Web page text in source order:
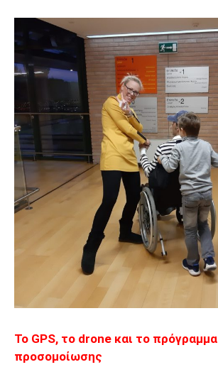
Το GPS, το drone και το πρόγραμμα
προσομοίωσης